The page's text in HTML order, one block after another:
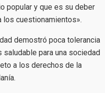
popular y que es su deber
los cuestionamientos».
demostró poca tolerancia
para una sociedad
a los derechos de la